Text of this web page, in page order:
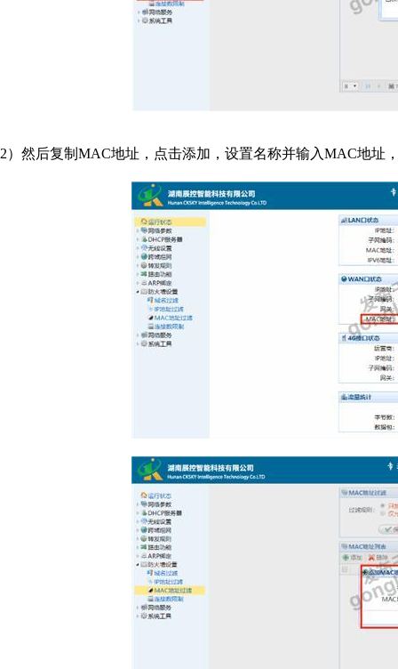
2）然后复制MAC地址，点击添加，设置名称并输入MAC地址